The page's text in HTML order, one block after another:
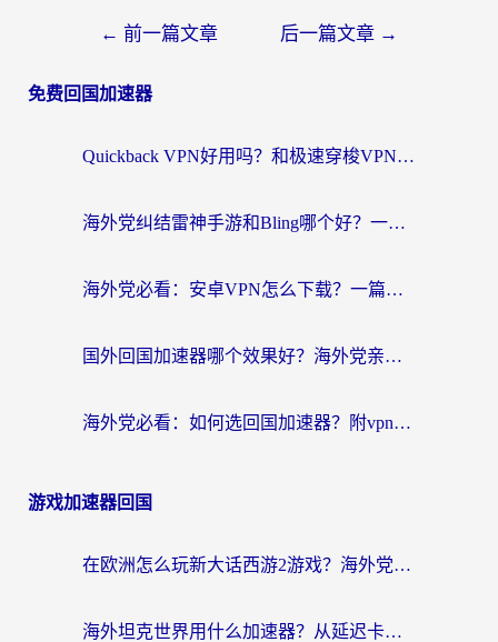
← 前一篇文章 后一篇文章 →
免费回国加速器
Quickback VPN好用吗？和极速穿梭VPN对比哪个回国效果更好？海外党选加速器必看的真实体验
海外党纠结雷神手游和Bling哪个好？一篇指南教你选对回国加速器
海外党必看：安卓VPN怎么下载？一篇搞定回国加速器选择与无缝访问国内资源
国外回国加速器哪个效果好？海外党亲测指南，告别地域限制的实用方案
海外党必看：如何选回国加速器？附vpn免费试用指南，解决追剧游戏办公难题
游戏加速器回国
在欧洲怎么玩新大话西游2游戏？海外党必看的国服游戏加速全攻略
海外坦克世界用什么加速器？从延迟卡顿到流畅体验的秘密，附植物大战僵尸欧服玩法+流星蝴蝶剑加速攻略